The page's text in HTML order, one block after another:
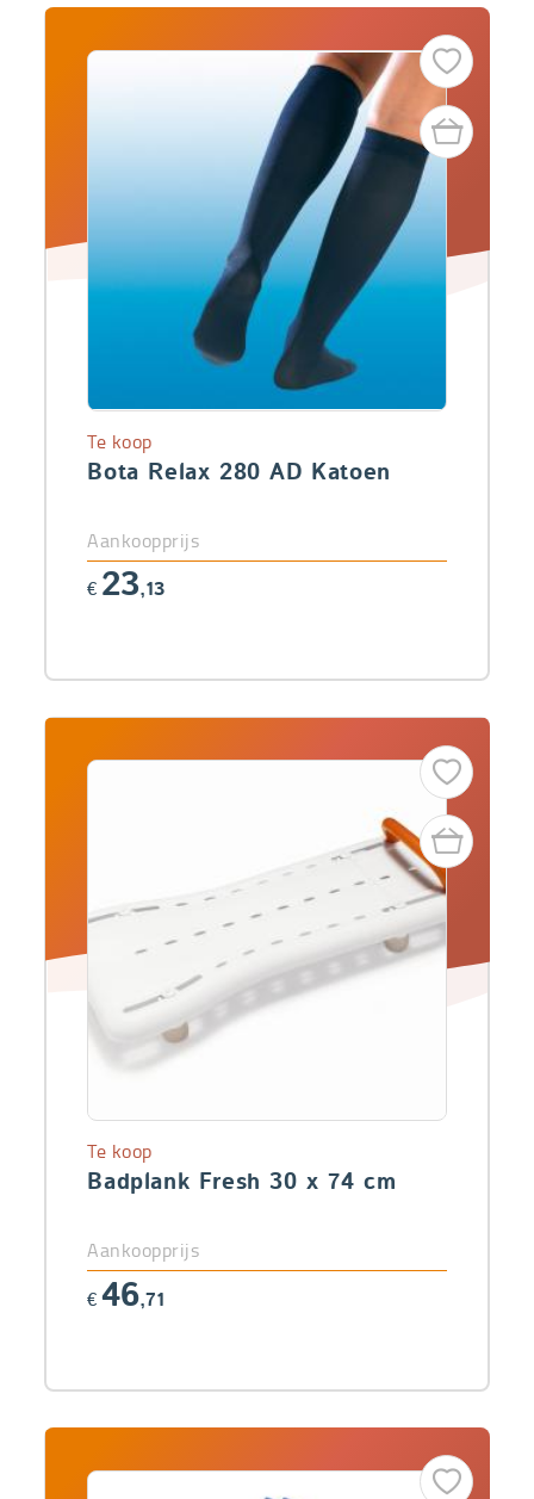
Bota Relax 280 AD Katoen
Te koop
Aankoopprijs
€ 23,13
Badplank Fresh 30 x 74 cm
Te koop
Aankoopprijs
€ 46,71